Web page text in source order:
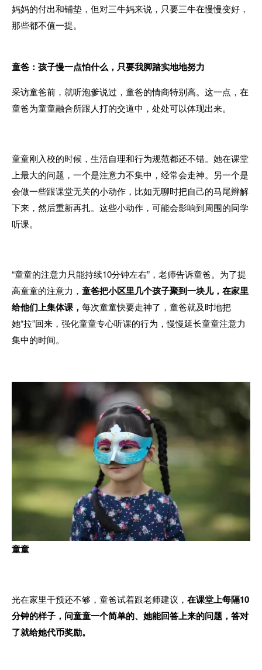
妈妈的付出和铺垫，但对三牛妈来说，只要三牛在慢慢变好，
那些都不值一提。
童爸：孩子慢一点怕什么，只要我脚踏实地地努力
采访童爸前，就听泡爹说过，童爸的情商特别高。这一点，在
童爸为童童融合所跟人打的交道中，处处可以体现出来。
童童刚入校的时候，生活自理和行为规范都还不错。 她在课堂
上最大的问题，一个是注意力不集中，经常会走神。 另一个是
会做一些跟课堂无关的小动作，比如无聊时把自己的马尾辫解
下来，然后重新再扎。 这些小动作，可能会影响到周围的同学
听课。
“童童的注意力只能持续10分钟左右”，老师告诉童爸。为了提
高童童的注意力， 童爸把小区里几个孩子聚到一块儿，在家里
给他们上集体课， 每次童童快要走神了，童爸就及时地把
她“拉”回来，强化童童专心听课的行为，慢慢延长童童注意力
集中的时间。
童童
光在家里干预还不够，童爸试着跟老师建议， 在课堂上每隔10
分钟的样子，问童童一个简单的、她能回答上来的问题，答对
了就给她代币奖励。